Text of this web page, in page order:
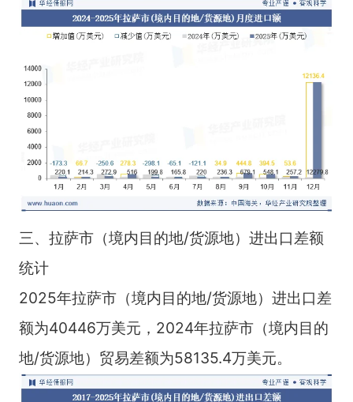
三、拉萨市（境内目的地/货源地）进出口差额
统计
2025年拉萨市（境内目的地/货源地）进出口差
额为40446万美元，2024年拉萨市（境内目的
地/货源地）贸易差额为58135.4万美元。